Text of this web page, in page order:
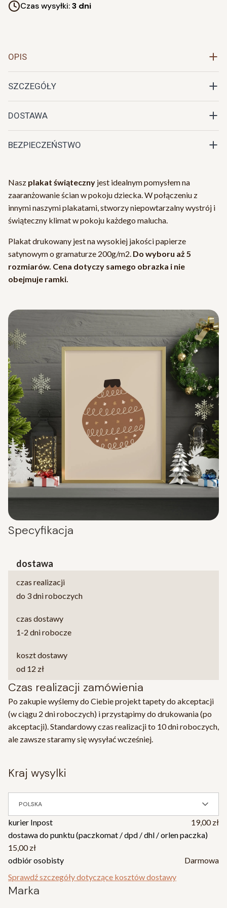
Czas wysyłki:3 dni
OPIS
SZCZEGÓŁY
DOSTAWA
BEZPIECZEŃSTWO
Nasz plakat świąteczny jest idealnym pomysłem na
zaaranżowanie ścian w pokoju dziecka. W połączeniu z
innymi naszymi plakatami, stworzy niepowtarzalny wystrój i
świąteczny klimat w pokoju każdego malucha.
Plakat drukowany jest na wysokiej jakości papierze
satynowym o gramaturze 200g/m2. Do wyboru aż 5
rozmiarów. Cena dotyczy samego obrazka i nie
obejmuje ramki.
Specyfikacja
dostawa
czas realizacji
do 3 dni roboczych
czas dostawy
1-2 dni robocze
koszt dostawy
od 12 zł
Czas realizacji zamówienia
Po zakupie wyślemy do Ciebie projekt tapety do akceptacji
(w ciągu 2 dni roboczych) i przystąpimy do drukowania (po
akceptacji). Standardowy czas realizacji to 10 dni roboczych,
ale zawsze staramy się wysyłać wcześniej.
kraj wysylki
POLSKA
kurier Inpost
19,00 zł
dostawa do punktu (paczkomat / dpd / dhl / orlen paczka)
15,00 zł
odbiór osobisty
Darmowa
Sprawdź szczegóły dotyczące kosztów dostawy
Marka